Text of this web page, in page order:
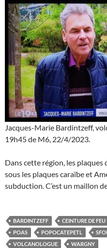
Jacques-Marie Bardintzeff,
19h45 de M6, 22/4/2023.
Dans cette région, les plaques
sous les plaques caraïbe et
subduction. C’est un maillon
BARDINTZEFF CEINTURE DE FEU
POAS
POPOCATEPETL
VOLCANOLOGUE
WARGNY